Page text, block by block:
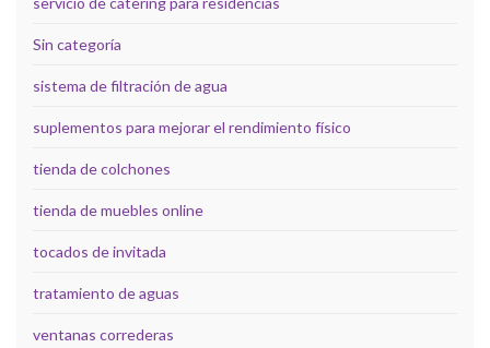
Sin categoría
sistema de filtración de agua
suplementos para mejorar el rendimiento físico
tienda de colchones
tienda de muebles online
tocados de invitada
tratamiento de aguas
ventanas correderas